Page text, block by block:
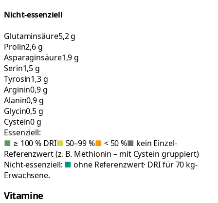
Nicht-essenziell
Glutaminsäure5,2 g
Prolin2,6 g
Asparaginsäure1,9 g
Serin1,5 g
Tyrosin1,3 g
Arginin0,9 g
Alanin0,9 g
Glycin0,5 g
Cystein0 g
Essenziell:
■ ≥ 100 % DRI■ 50–99 %■ < 50 %■ kein Einzel-
Referenzwert (z. B. Methionin – mit Cystein gruppiert)
Nicht-essenziell: ■ ohne Referenzwert· DRI für 70 kg-
Erwachsene.
Vitamine